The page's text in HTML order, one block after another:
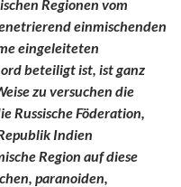
Regionen vom
einmischenden
eingeleiteten
beteiligt ist, ist ganz
zu versuchen die
Russische Föderation,
Indien
Region auf diese
paranoiden,